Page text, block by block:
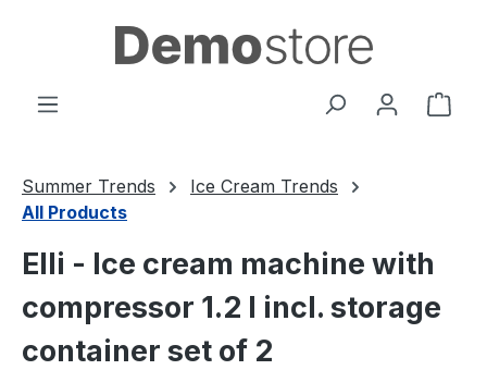
Saltar al contenido principal
El
Summer Trends
Ice Cream Trends
All Products
Elli - Ice cream machine with
compressor 1.2 l incl. storage
container set of 2